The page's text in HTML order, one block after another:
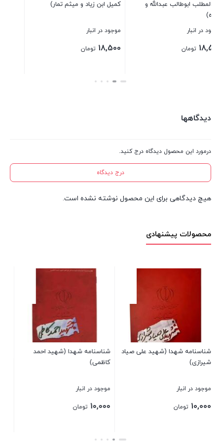
ع)
عدد
زیاد و میثم تمار)
انبار
تومان
دیدگاهها
درمورد این محصول دیدگاه درج کنید.
درج دیدگاه
هیچ دیدگاهی برای این محصول نوشته نشده است.
محصولات پیشنهادی
شهدا (شهید احمد
در انبار
تومان
شناسنامه شهدا (شهید عماد
بستن